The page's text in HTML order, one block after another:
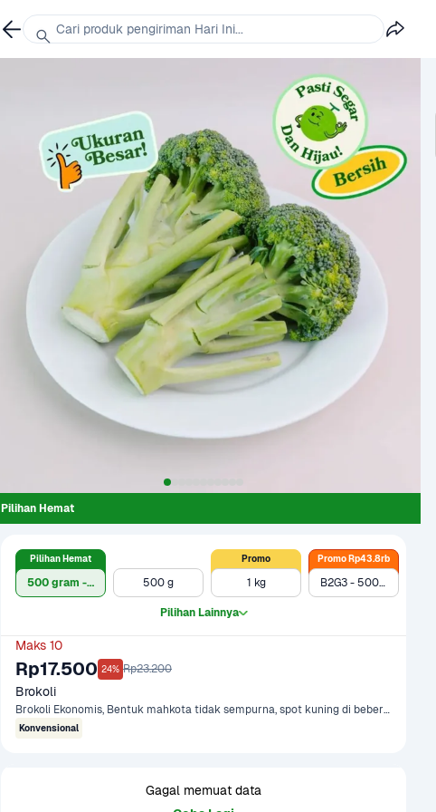
Pilihan Hemat
500 gram - Ekonomis
Pilihan Hemat
500 g 1 kg
Promo
B2G3 - 500g x 3
Promo Rp43.8rb
Pilihan Lainnya
Maks 10
Rp17.500 24% Rp23.200
Brokoli
Brokoli Ekonomis, Bentuk mahkota tidak sempurna, spot kuning di beberapa tempat
Konvensional
Gagal memuat data
Cari produk pengiriman Hari Ini...